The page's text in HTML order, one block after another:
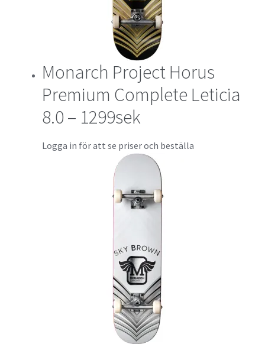
Monarch Project Horus
Premium Complete Leticia
8.0 – 1299sek
Logga in för att se priser och beställa